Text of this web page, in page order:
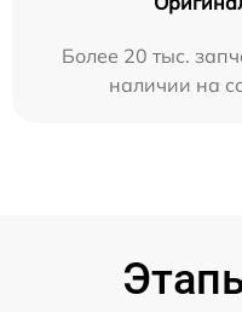
Более 20 тыс.
наличии на